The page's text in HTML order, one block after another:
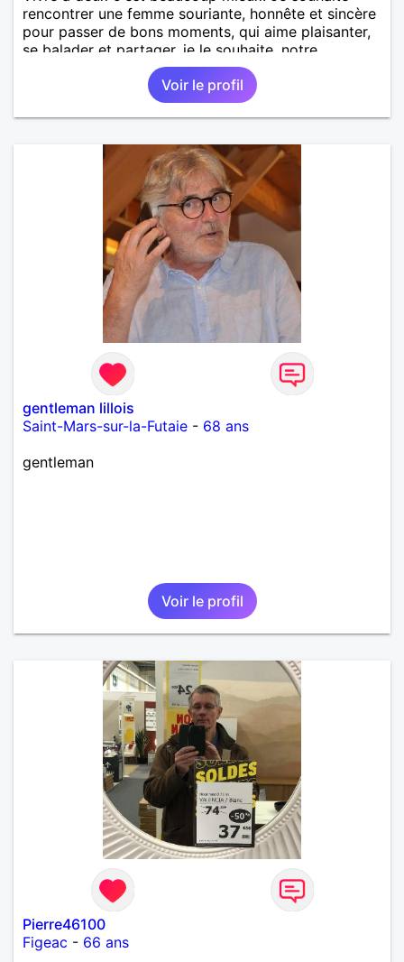
rencontrer une femme souriante, honnête et sincère
pour passer de bons moments, qui aime plaisanter,
se balader et partager, je le souhaite, notre
complicité. J'aime beaucoup les chantiers de
randonnée pour se défouler, se relaxer, se détendre
et finalement prendre du bon temps. C'est difficile
de tout dire en quelques lignes. En revanche, vous
d'informations. A bientôt
Voir le profil
gentleman lillois
Saint-Mars-sur-la-Futaie - 68 ans
gentleman
Voir le profil
Pierre46100
Figeac - 66 ans